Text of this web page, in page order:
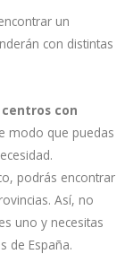
un
con distintas
centros con
modo que puedas
podrás encontrar
Así, no
uno y necesitas
de España.